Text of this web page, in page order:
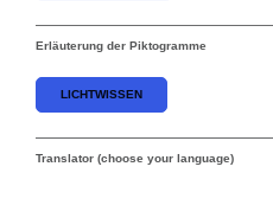
Erläuterung der Piktogramme
LICHTWISSEN
Translator (choose your language)